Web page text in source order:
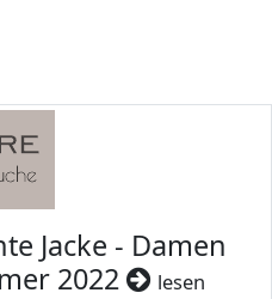
Jacke - Damen
2022
lesen